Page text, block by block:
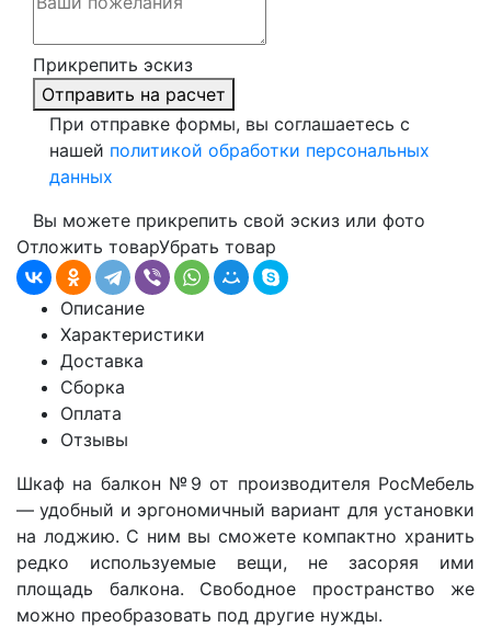
Прикрепить эскиз
Отправить на расчет
При отправке формы, вы соглашаетесь с
нашей политикой обработки персональных
данных
Вы можете прикрепить свой эскиз или фото
Отложить товарУбрать товар
Описание
Характеристики
Доставка
Сборка
Оплата
Отзывы
Шкаф на балкон №9 от производителя РосМебель
— удобный и эргономичный вариант для установки
на лоджию. С ним вы сможете компактно хранить
редко используемые вещи, не засоряя ими
площадь балкона. Свободное пространство же
можно преобразовать под другие нужды.